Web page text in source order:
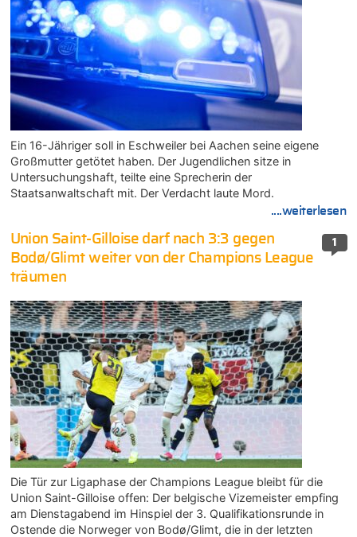
Ein 16-Jähriger soll in Eschweiler bei Aachen seine eigene
Großmutter getötet haben. Der Jugendlichen sitze in
Untersuchungshaft, teilte eine Sprecherin der
Staatsanwaltschaft mit. Der Verdacht laute Mord.
....weiterlesen
1
Union Saint-Gilloise darf nach 3:3 gegen
Bodø/Glimt weiter von der Champions League
träumen
Die Tür zur Ligaphase der Champions League bleibt für die
Union Saint-Gilloise offen: Der belgische Vizemeister empfing
am Dienstagabend im Hinspiel der 3. Qualifikationsrunde in
Ostende die Norweger von Bodø/Glimt, die in der letzten